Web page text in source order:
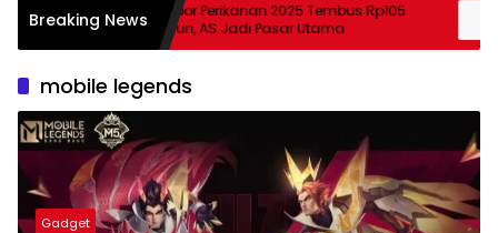
Breaking NewsEkspor Perikanan 2025 Tembus Rp105
Triliun, AS Jadi Pasar Utama
mobile legends
Gadget